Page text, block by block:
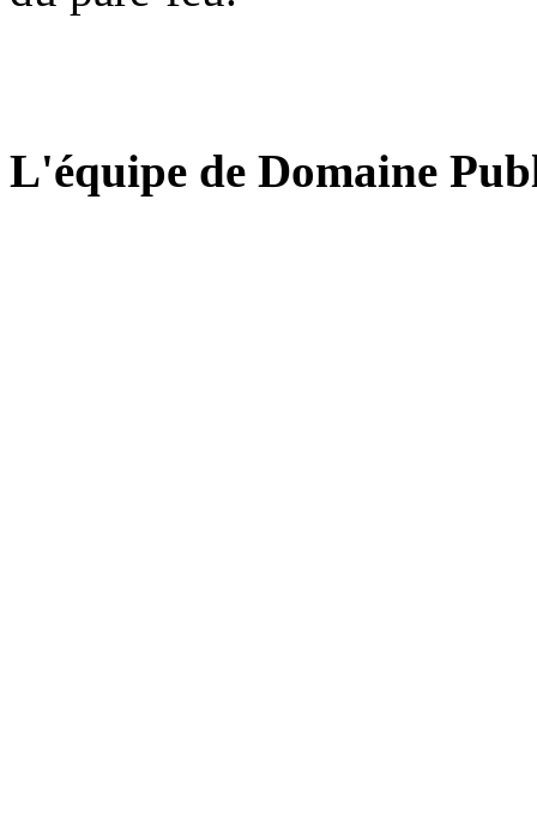
L'équipe de Domaine